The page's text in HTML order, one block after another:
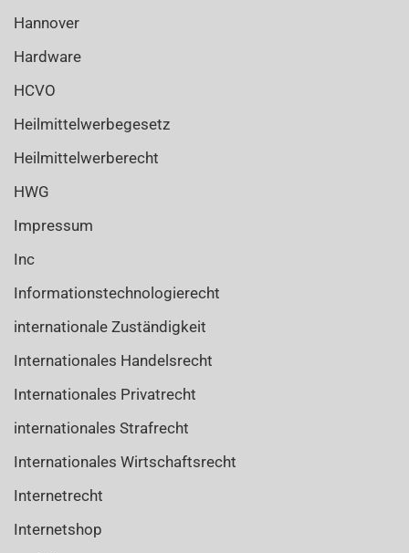
Hannover
Hardware
HCVO
Heilmittelwerbegesetz
Heilmittelwerberecht
HWG
Impressum
Inc
Informationstechnologierecht
internationale Zuständigkeit
Internationales Handelsrecht
Internationales Privatrecht
internationales Strafrecht
Internationales Wirtschaftsrecht
Internetrecht
Internetshop